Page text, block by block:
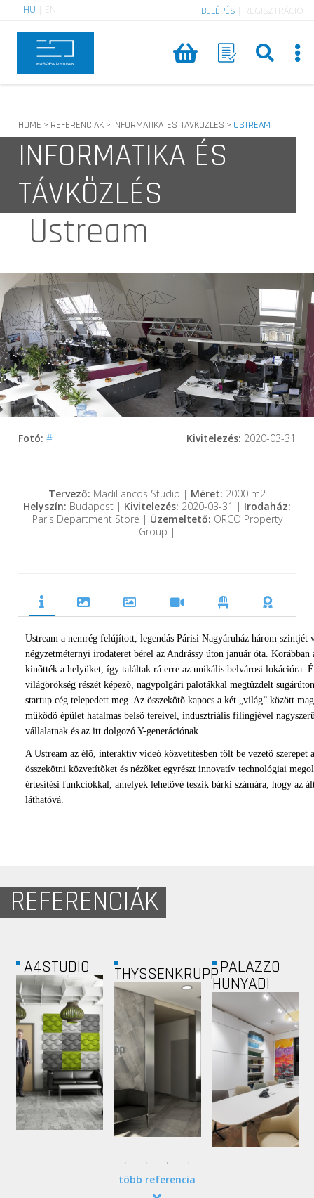
HU EN BELÉPÉS REGISZTRÁCIÓ
HOME > REFERENCIAK > INFORMATIKA_ES_TAVKOZLES > USTREAM
INFORMATIKA ÉS
TÁVKÖZLÉS
Ustream
Fotó:# Kivitelezés: 2020-03-31
| Tervező: MadiLancos Studio | Méret: 2000 m2 |
Helyszín: Budapest | Kivitelezés: 2020-03-31 | Irodaház:
Paris Department Store | Üzemeltető: ORCO Property
Group |
Ustream a nemrég felújított, legendás Párisi Nagyáruház három
négyzetméternyi irodateret bérel az Andrássy úton január óta.
kinõtték a helyüket, így találtak rá erre az unikális belvárosi lokációra.
világörökség részét képezõ, nagypolgári palotákkal megtûzdelt
startup cég telepedett meg. Az összekötõ kapocs a két „világ” között
mûködõ épület hatalmas belsõ tereivel, indusztriális fílingjével
vállalatnak és az itt dolgozó Y-generációnak.
A Ustream az élõ, interaktív videó közvetítésben tölt be vezetõ szerepet
összekötni közvetítõket és nézõket egyrészt innovatív technológiai
értesítési funkciókkal, amelyek lehetõvé teszik bárki számára, hogy az
láthatóvá.
REFERENCIÁK
THYSSENKRUPPPALAZZO
HUNYADI
AMC
több referencia